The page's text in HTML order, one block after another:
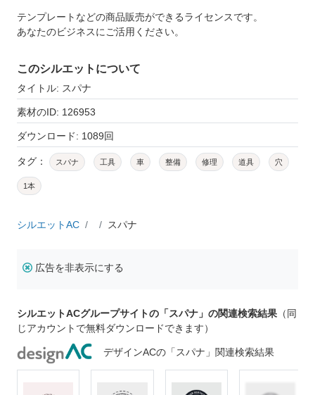
テンプレートなどの商品販売ができるライセンスです。
あなたのビジネスにご活用ください。
このシルエットについて
タイトル: スパナ
素材のID: 126953
ダウンロード: 1089回
タグ： スパナ 工具 車 整備 修理 道具 穴
1本
シルエットAC スパナ
広告を非表示にする
シルエットACグループサイトの「スパナ」の関連検索結果 （同
じアカウントで無料ダウンロードできます）
デザインACの「スパナ」関連検索結果